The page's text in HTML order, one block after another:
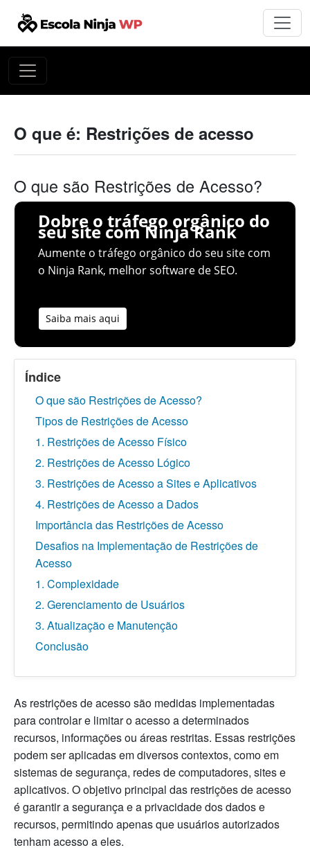
O que é: Restrições de acesso
O que são Restrições de Acesso?
Dobre o tráfego orgânico do
seu site com Ninja Rank
Aumente o tráfego orgânico do seu site com
o Ninja Rank, melhor software de SEO.
Saiba mais aqui
Índice
O que são Restrições de Acesso?
Tipos de Restrições de Acesso
1. Restrições de Acesso Físico
2. Restrições de Acesso Lógico
3. Restrições de Acesso a Sites e Aplicativos
4. Restrições de Acesso a Dados
Importância das Restrições de Acesso
Desafios na Implementação de Restrições de
Acesso
1. Complexidade
2. Gerenciamento de Usuários
3. Atualização e Manutenção
Conclusão
As restrições de acesso são medidas implementadas
para controlar e limitar o acesso a determinados
recursos, informações ou áreas restritas. Essas restrições
podem ser aplicadas em diversos contextos, como em
sistemas de segurança, redes de computadores, sites e
aplicativos. O objetivo principal das restrições de acesso
é garantir a segurança e a privacidade dos dados e
recursos, permitindo apenas que usuários autorizados
tenham acesso a eles.